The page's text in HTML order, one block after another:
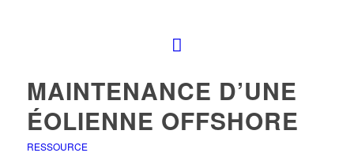
MAINTENANCE D’UNE
ÉOLIENNE OFFSHORE
RESSOURCE